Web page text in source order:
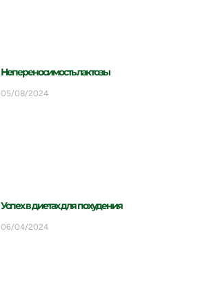
Непереносимость лактозы
05/08/2024
Успех в диетах для похудения
06/04/2024